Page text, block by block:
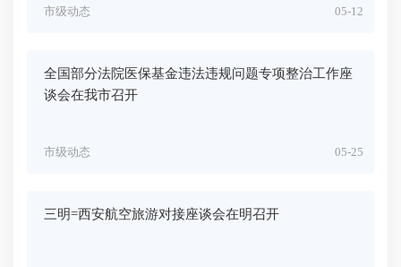
05-12
市级动态
全国部分法院医保基金违法违规问题专项整治工作座
谈会在我市召开
05-25
市级动态
三明=西安航空旅游对接座谈会在明召开